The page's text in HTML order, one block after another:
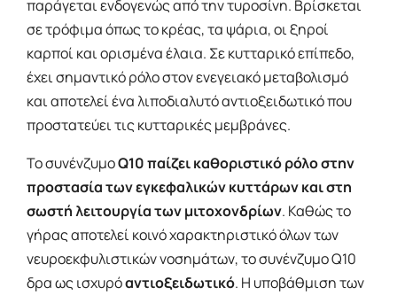
παράγεται ενδογενώς από την τυροσίνη. Βρίσκεται
σε τρόφιμα όπως το κρέας, τα ψάρια, οι ξηροί
καρποί και ορισμένα έλαια. Σε κυτταρικό επίπεδο,
έχει σημαντικό ρόλο στον ενεγειακό μεταβολισμό
και αποτελεί ένα λιποδιαλυτό αντιοξειδωτικό που
προστατεύει τις κυτταρικές μεμβράνες.
Το συνένζυμοQ10 παίζει καθοριστικό ρόλο στην
προστασία των εγκεφαλικών κυττάρων και στη
σωστή λειτουργία των μιτοχονδρίων. Καθώς το
γήρας αποτελεί κοινό χαρακτηριστικό όλων των
νευροεκφυλιστικών νοσημάτων, το συνένζυμο Q10
δρα ως ισχυρόαντιοξειδωτικό. Η υποβάθμιση των